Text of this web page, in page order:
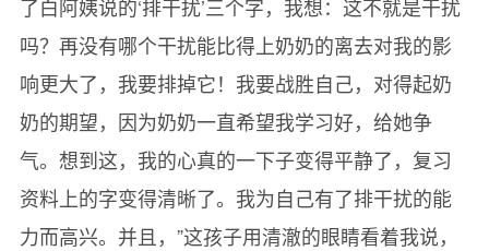
了白阿姨说的‘排干扰’三个字，我想：这不就是干扰
吗？再没有哪个干扰能比得上奶奶的离去对我的影
响更大了，我要排掉它！我要战胜自己，对得起奶
奶的期望，因为奶奶一直希望我学习好，给她争
气。想到这，我的心真的一下子变得平静了，复习
资料上的字变得清晰了。我为自己有了排干扰的能
力而高兴。并且，”这孩子用清澈的眼睛看着我说，